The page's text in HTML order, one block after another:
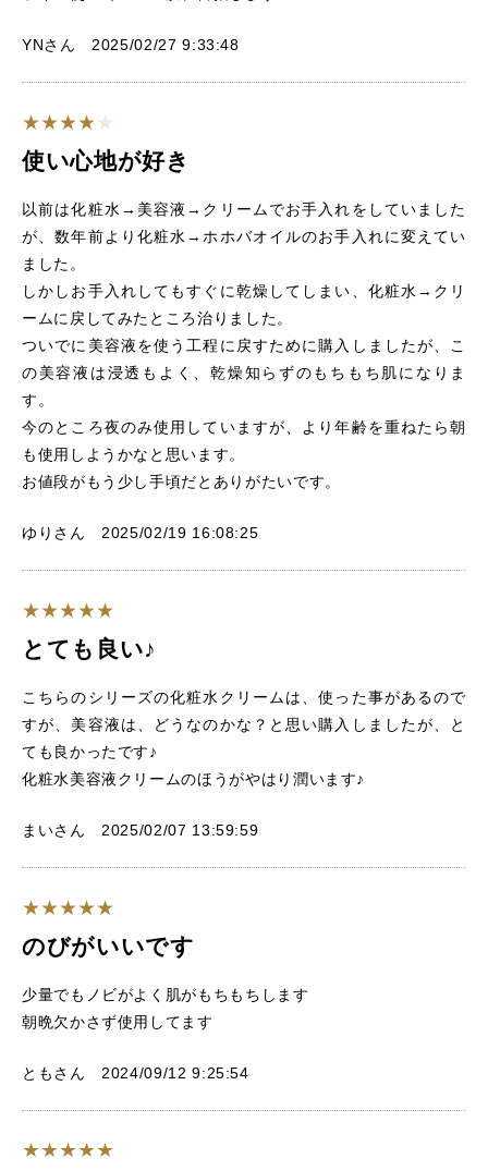
YNさん 2025/02/27 9:33:48
使い心地が好き
以前は化粧水→美容液→クリームでお手入れをしていました
が、数年前より化粧水→ホホバオイルのお手入れに変えてい
ました。
しかしお手入れしてもすぐに乾燥してしまい、化粧水→クリ
ームに戻してみたところ治りました。
ついでに美容液を使う工程に戻すために購入しましたが、こ
の美容液は浸透もよく、乾燥知らずのもちもち肌になりま
す。
今のところ夜のみ使用していますが、より年齢を重ねたら朝
も使用しようかなと思います。
お値段がもう少し手頃だとありがたいです。
ゆりさん 2025/02/19 16:08:25
とても良い♪
こちらのシリーズの化粧水クリームは、使った事があるので
すが、美容液は、どうなのかな？と思い購入しましたが、と
ても良かったです♪
化粧水美容液クリームのほうがやはり潤います♪
まいさん 2025/02/07 13:59:59
のびがいいです
少量でもノビがよく肌がもちもちします
朝晩欠かさず使用してます
ともさん 2024/09/12 9:25:54